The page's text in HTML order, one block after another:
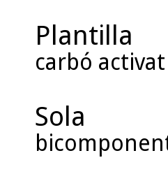
Plantilla
carbó activat
Sola